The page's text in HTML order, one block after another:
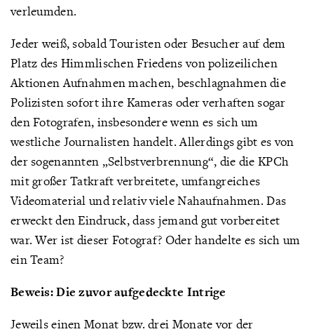
verleumden.
Jeder weiß, sobald Touristen oder Besucher auf dem
Platz des Himmlischen Friedens von polizeilichen
Aktionen Aufnahmen machen, beschlagnahmen die
Polizisten sofort ihre Kameras oder verhaften sogar
den Fotografen, insbesondere wenn es sich um
westliche Journalisten handelt. Allerdings gibt es von
der sogenannten „Selbstverbrennung“, die die KPCh
mit großer Tatkraft verbreitete, umfangreiches
Videomaterial und relativ viele Nahaufnahmen. Das
erweckt den Eindruck, dass jemand gut vorbereitet
war. Wer ist dieser Fotograf? Oder handelte es sich um
ein Team?
Beweis: Die zuvor aufgedeckte Intrige
Jeweils einen Monat bzw. drei Monate vor der